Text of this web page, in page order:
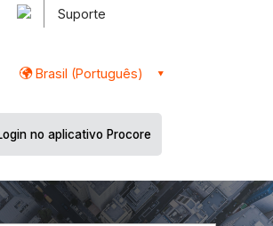
Suporte
Brasil (Português)
no aplicativo Procore